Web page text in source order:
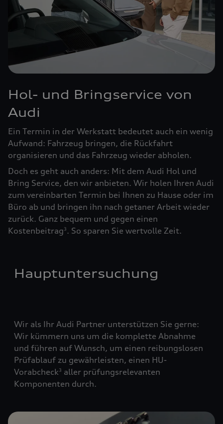
Hol- und Bringservice von
Audi
Ein Termin in der Werkstatt bedeutet auch ein wenig
Aufwand: Fahrzeug bringen, die Rückfahrt
organisieren und das Fahrzeug wieder abholen.
Doch es geht auch anders: Mit dem Audi Hol und
Bring Service, den wir anbieten. Wir holen Ihren Audi
zum vereinbarten Termin bei Ihnen zu Hause oder im
Büro ab und bringen ihn nach getaner Arbeit wieder
zurück. Ganz bequem und gegen einen
Kostenbeitrag3. So sparen Sie wertvolle Zeit.
Hauptuntersuchung
Wir als Ihr Audi Partner unterstützen Sie gerne:
Wir kümmern uns um die komplette Abnahme
und führen auf Wunsch, um einen reibungslosen
Prüfablauf zu gewährleisten, einen HU-
Vorabcheck3 aller prüfungsrelevanten
Komponenten durch.